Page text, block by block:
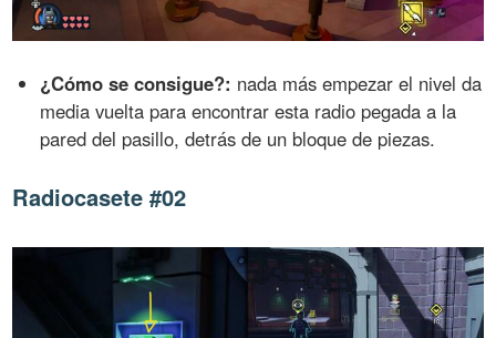
¿Cómo se consigue?: nada más empezar el nivel da
media vuelta para encontrar esta radio pegada a la
pared del pasillo, detrás de un bloque de piezas.
Radiocasete #02